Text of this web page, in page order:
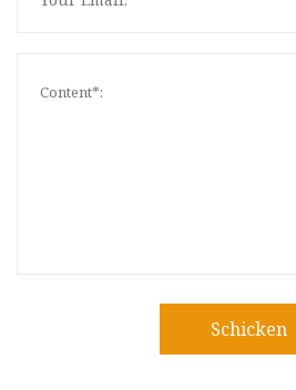
Schicken